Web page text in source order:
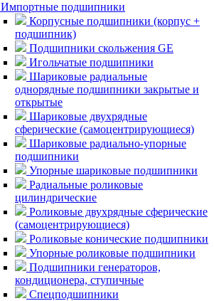
Импортные подшипники
Корпусные подшипники (корпус +
подшипник)
Подшипники скольжения GE
Игольчатые подшипники
Шариковые радиальные
однорядные подшипники закрытые и
открытые
Шариковые двухрядные
сферические (самоцентрирующиеся)
Шариковые радиально-упорные
подшипники
Упорные шариковые подшипники
Радиальные роликовые
цилиндрические
Роликовые двухрядные сферические
(самоцентрирующиеся)
Роликовые конические подшипники
Упорные роликовые подшипники
Подшипники генераторов,
кондиционера, ступичные
Спецподшипники